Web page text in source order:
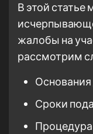
В этой
жалобы на
рассмотрим
Сроки